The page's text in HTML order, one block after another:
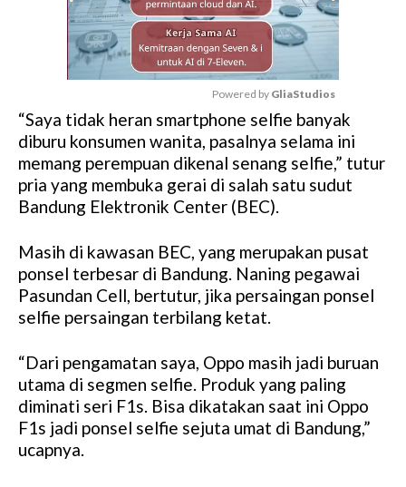
M
u
t
e
Powered by GliaStudios
“Saya tidak heran smartphone selfie banyak
diburu konsumen wanita, pasalnya selama ini
memang perempuan dikenal senang selfie,” tutur
pria yang membuka gerai di salah satu sudut
Bandung Elektronik Center (BEC).
Masih di kawasan BEC, yang merupakan pusat
ponsel terbesar di Bandung. Naning pegawai
Pasundan Cell, bertutur, jika persaingan ponsel
selfie persaingan terbilang ketat.
“Dari pengamatan saya, Oppo masih jadi buruan
utama di segmen selfie. Produk yang paling
diminati seri F1s. Bisa dikatakan saat ini Oppo
F1s jadi ponsel selfie sejuta umat di Bandung,”
ucapnya.